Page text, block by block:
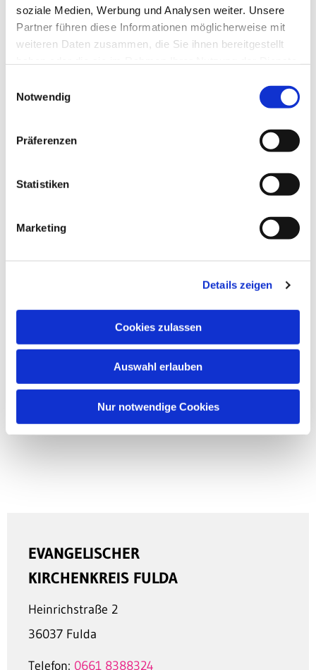
soziale Medien, Werbung und Analysen weiter. Unsere
Partner führen diese Informationen möglicherweise mit
weiteren Daten zusammen, die Sie ihnen bereitgestellt
Notwendig
Präferenzen
Statistiken
Marketing
Details zeigen
Cookies zulassen
Auswahl erlauben
Nur notwendige Cookies
Dies könnte Sie auch
EVANGELISCHER
KIRCHENKREIS FULDA
Heinrichstraße 2
36037 Fulda
Telefon: 0661 8388324